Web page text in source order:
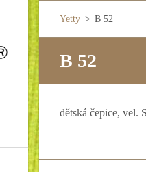
Yetty > B 52
B 52
dětská čepice, vel.